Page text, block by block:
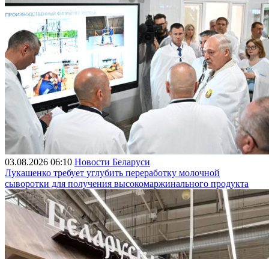
03.08.2026 06:10 Новости Беларуси
Лукашенко требует углубить переработку молочной
сыворотки для получения высокомаржинального продукта